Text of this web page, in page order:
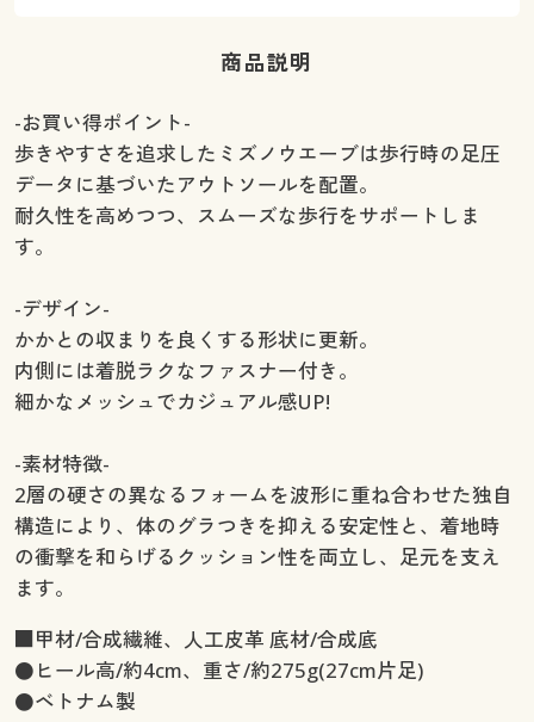
商品説明
-お買い得ポイント-
歩きやすさを追求したミズノウエーブは歩行時の足圧
データに基づいたアウトソールを配置。
耐久性を高めつつ、スムーズな歩行をサポートしま
す。
-デザイン-
かかとの収まりを良くする形状に更新。
内側には着脱ラクなファスナー付き。
細かなメッシュでカジュアル感UP!
-素材特徴-
2層の硬さの異なるフォームを波形に重ね合わせた独自
構造により、体のグラつきを抑える安定性と、着地時
の衝撃を和らげるクッション性を両立し、足元を支え
ます。
■甲材/合成繊維、人工皮革 底材/合成底
●ヒール高/約4cm、重さ/約275g(27cm片足)
●ベトナム製